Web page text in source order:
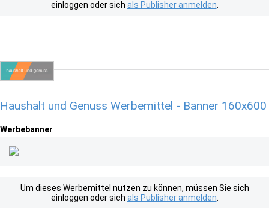
einloggen oder sich als Publisher anmelden
Haushalt und Genuss Werbemittel - Banner 160x600
Werbebanner
Um dieses Werbemittel nutzen zu können, müssen Sie sich
einloggen oder sich als Publisher anmelden